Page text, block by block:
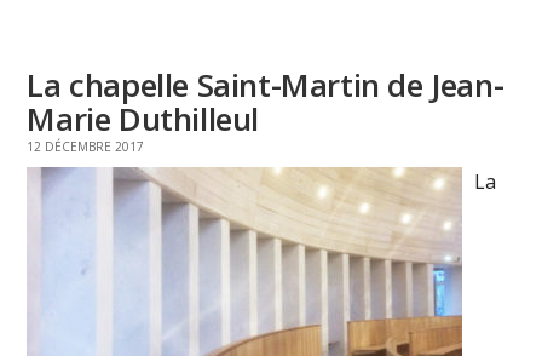
La chapelle Saint-Martin de Jean-
Marie Duthilleul
12 DÉCEMBRE 2017
La